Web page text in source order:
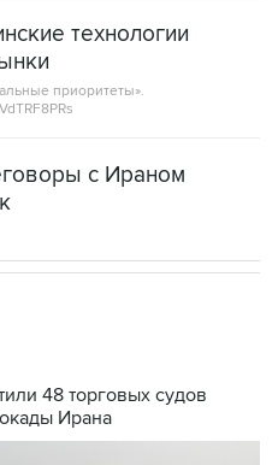
приоритеты».
48 торговых судов
Ирана